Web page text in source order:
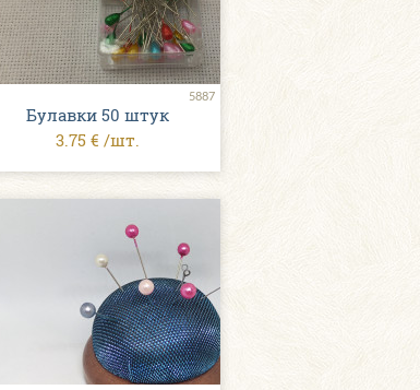
5887
Булавки 50 штук
3.75 € /шт.